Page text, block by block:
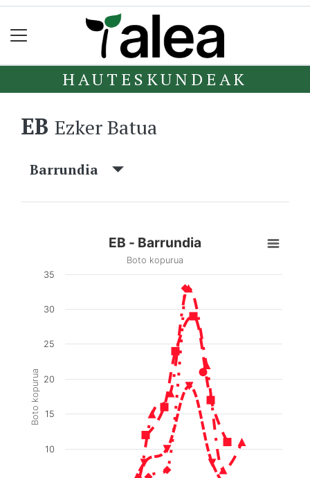
HAUTESKUNDEAK
EB Ezker Batua
Barrundia
Boto kopurua
EB - Barrundia
Boto kopurua
10
15
20
25
30
35